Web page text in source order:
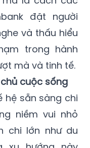
đặt người
và thấu hiểu
trong hành
mà và tinh tế.
cuộc sống
hệ sẵn sàng chi
niềm vui nhỏ
chi lớn như du